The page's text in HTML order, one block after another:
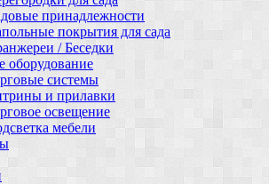
принадлежности
покрытия для сада
/ Беседки
оборудование
системы
и прилавки
освещение
мебели